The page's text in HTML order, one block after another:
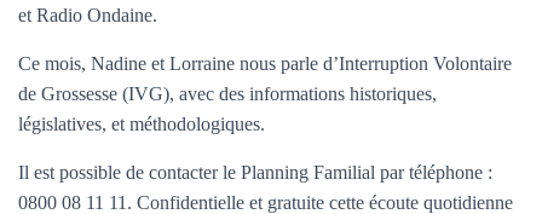
et Radio Ondaine.
Ce mois, Nadine et Lorraine nous parle d’Interruption Volontaire
de Grossesse (IVG), avec des informations historiques,
législatives, et méthodologiques.
Il est possible de contacter le Planning Familial par téléphone :
0800 08 11 11. Confidentielle et gratuite cette écoute quotidienne